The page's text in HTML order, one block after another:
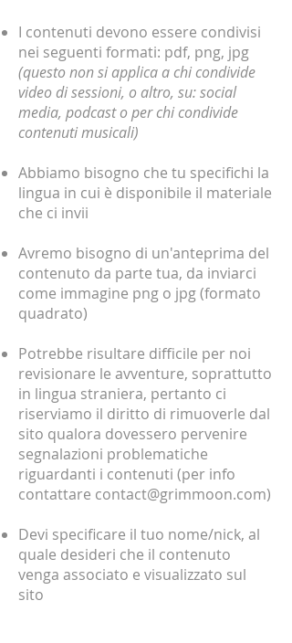
I contenuti devono essere condivisi
nei seguenti formati: pdf, png, jpg
(questo non si applica a chi condivide
video di sessioni, o altro, su: social
media, podcast o per chi condivide
contenuti musicali)
Abbiamo bisogno che tu specifichi la
lingua in cui è disponibile il materiale
che ci invii ​
Avremo bisogno di un'anteprima del
contenuto da parte tua, da inviarci
come immagine png o jpg (formato
quadrato)
Potrebbe risultare difficile per noi
revisionare le avventure, soprattutto
in lingua straniera, pertanto ci
riserviamo il diritto di rimuoverle dal
sito qualora dovessero pervenire
segnalazioni problematiche
riguardanti i contenuti (per info
contattare contact@grimmoon.com)
Devi specificare il tuo nome/nick, al
quale desideri che il contenuto
venga associato e visualizzato sul
sito